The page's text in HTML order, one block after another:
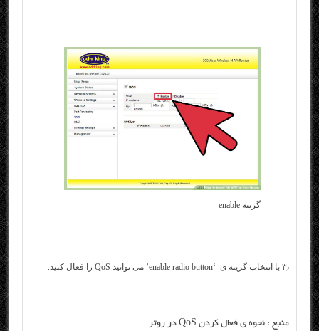
گزینه enable
۳٫ با انتخاب گزینه ی ‘enable radio button’ می توانید QoS را فعال کنید.
منبع :نحوه ي فعال كردن QoS در روتر